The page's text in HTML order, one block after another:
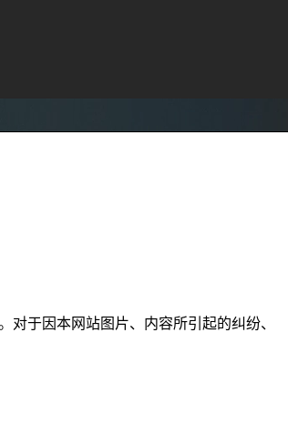
于因本网站图片、内容所引起的纠纷、